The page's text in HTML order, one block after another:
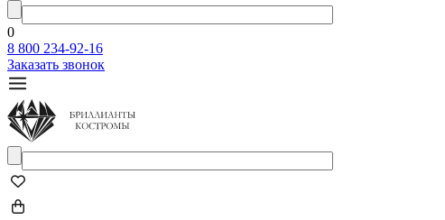
0
8 800 234-92-16
Заказать звонок